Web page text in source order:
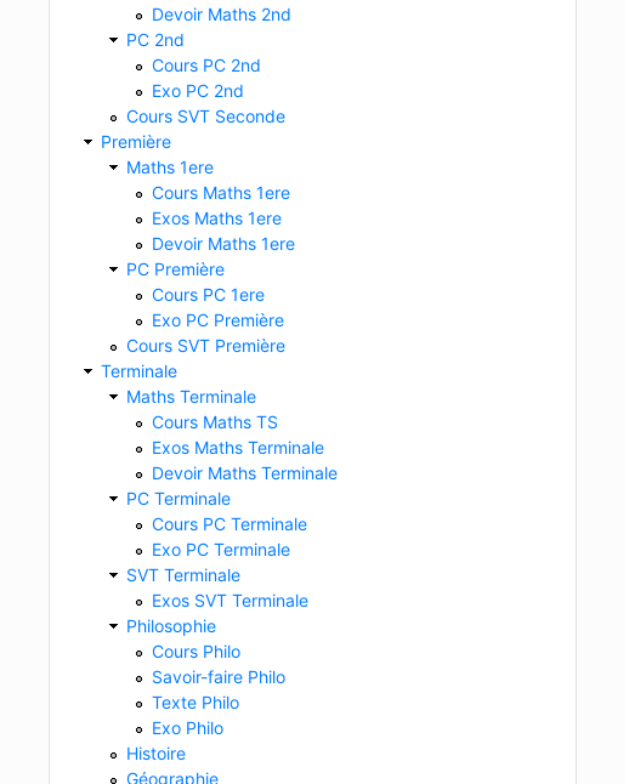
Devoir Maths 2nd
PC 2nd
Cours PC 2nd
Exo PC 2nd
Cours SVT Seconde
Première
Maths 1ere
Cours Maths 1ere
Exos Maths 1ere
Devoir Maths 1ere
PC Première
Cours PC 1ere
Exo PC Première
Cours SVT Première
Terminale
Maths Terminale
Cours Maths TS
Exos Maths Terminale
Devoir Maths Terminale
PC Terminale
Cours PC Terminale
Exo PC Terminale
SVT Terminale
Exos SVT Terminale
Philosophie
Cours Philo
Savoir-faire Philo
Texte Philo
Exo Philo
Histoire
Géographie